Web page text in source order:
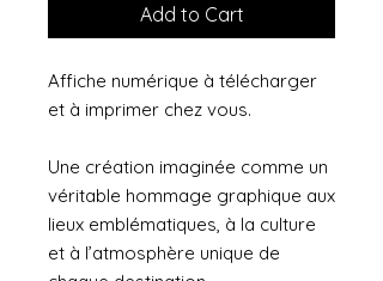
Add to Cart
Affiche numérique à télécharger
et à imprimer chez vous.
Une création imaginée comme un
véritable hommage graphique aux
lieux emblématiques, à la culture
et à l’atmosphère unique de